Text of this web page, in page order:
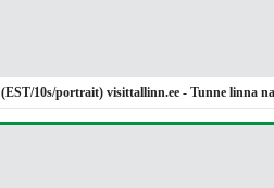
(EST/10s/portrait) visittallinn.ee - Tunne linna